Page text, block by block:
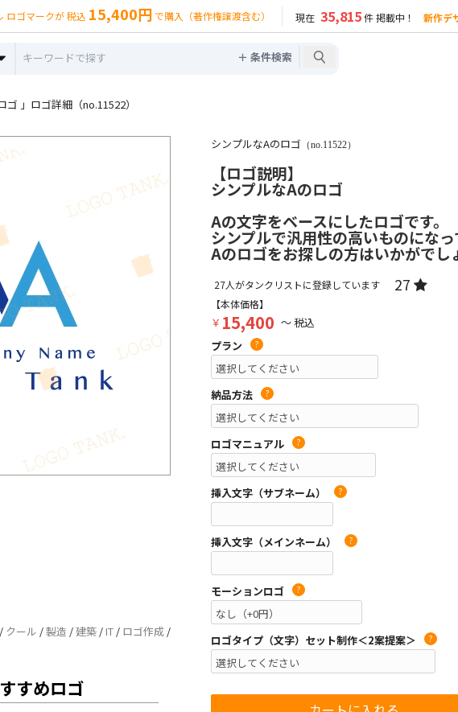
ロゴマークが 税込 15,400円 で購入（著作権譲渡含む） 現在 35,815件 掲載中！ 新作デ
＋ 条件検索
」ロゴ詳細（no.11522）
/ クール /製造 /建築 /IT / ロゴ作成 /
すめロゴ
シンプルなAのロゴ （no.11522）
【ロゴ説明】
シンプルなAのロゴ
Aの文字をベースにしたロゴです。
シンプルで汎用性の高いものになっ
Aのロゴをお探しの方はいかがでし
27人がタンクリストに登録しています 27
【本体価格】
￥ 15,400 ～ 税込
プラン
?
納品方法 ?
ロゴマニュアル ?
挿入文字（サブネーム） ?
挿入文字（メインネーム） ?
モーションロゴ ?
ロゴタイプ（文字）セット制作＜2案提案＞ ?